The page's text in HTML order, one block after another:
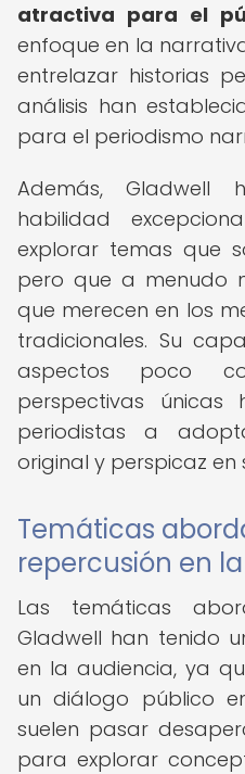
atractiva para el
enfoque en la
entrelazar historias
análisis han
para el periodismo
Además, Gladwell
habilidad
explorar temas que
pero que a menudo
que merecen en los
tradicionales. Su
aspectos poco
perspectivas
periodistas a
original y perspicaz en
Temáticas
repercusión en
Las temáticas
Gladwell han tenido
en la audiencia, ya
un diálogo público
suelen pasar
para explorar